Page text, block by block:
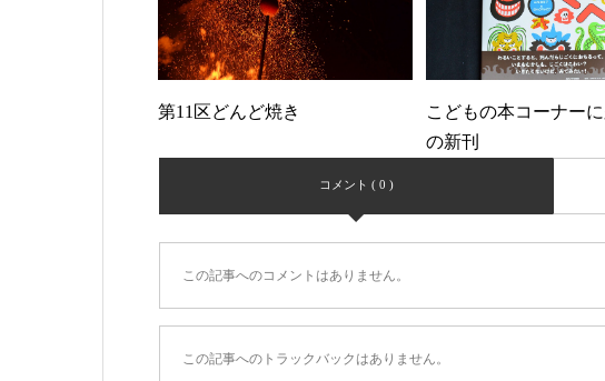
第11区どんど焼き
こどもの本コーナー
の新刊
コメント ( 0 )
この記事へのコメントはありません。
この記事へのトラックバックはありません。